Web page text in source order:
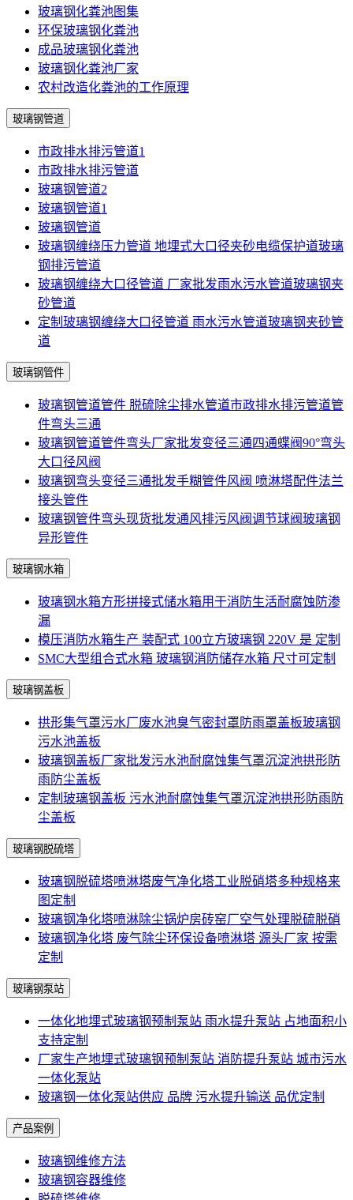
玻璃钢化粪池图集
环保玻璃钢化粪池
成品玻璃钢化粪池
玻璃钢化粪池厂家
农村改造化粪池的工作原理
玻璃钢管道
市政排水排污管道1
市政排水排污管道
玻璃钢管道2
玻璃钢管道1
玻璃钢管道
玻璃钢缠绕压力管道 地埋式大口径夹砂电缆保护道玻璃
钢排污管道
玻璃钢缠绕大口径管道 厂家批发雨水污水管道玻璃钢夹
砂管道
定制玻璃钢缠绕大口径管道 雨水污水管道玻璃钢夹砂管
道
玻璃钢管件
玻璃钢管道管件 脱硫除尘排水管道市政排水排污管道管
件弯头三通
玻璃钢管道管件弯头厂家批发变径三通四通蝶阀90°弯头
大口径风阀
玻璃钢弯头变径三通批发手糊管件风阀 喷淋塔配件法兰
接头管件
玻璃钢管件弯头现货批发通风排污风阀调节球阀玻璃钢
异形管件
玻璃钢水箱
玻璃钢水箱方形拼接式储水箱用于消防生活耐腐蚀防渗
漏
模压消防水箱生产 装配式 100立方玻璃钢 220V 是 定制
SMC大型组合式水箱 玻璃钢消防储存水箱 尺寸可定制
玻璃钢盖板
拱形集气罩污水厂废水池臭气密封罩防雨罩盖板玻璃钢
污水池盖板
玻璃钢盖板厂家批发污水池耐腐蚀集气罩沉淀池拱形防
雨防尘盖板
定制玻璃钢盖板 污水池耐腐蚀集气罩沉淀池拱形防雨防
尘盖板
玻璃钢脱硫塔
玻璃钢脱硫塔喷淋塔废气净化塔工业脱硝塔多种规格来
图定制
玻璃钢净化塔喷淋除尘锅炉房砖窑厂空气处理脱硫脱硝
玻璃钢净化塔 废气除尘环保设备喷淋塔 源头厂家 按需
定制
玻璃钢泵站
一体化地埋式玻璃钢预制泵站 雨水提升泵站 占地面积小
支持定制
厂家生产地埋式玻璃钢预制泵站 消防提升泵站 城市污水
一体化泵站
玻璃钢一体化泵站供应 品牌 污水提升输送 品优定制
产品案例
玻璃钢维修方法
玻璃钢容器维修